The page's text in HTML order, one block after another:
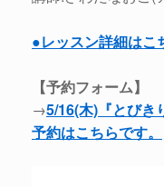
●レッスン詳細はこ
【予約フォーム】
→5/16(木)『とびき
予約はこちらです。